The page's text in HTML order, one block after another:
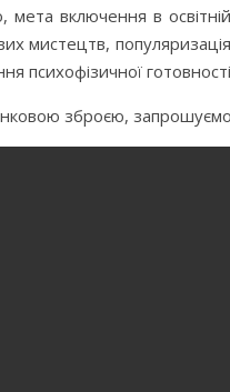
включення в
зброєю,